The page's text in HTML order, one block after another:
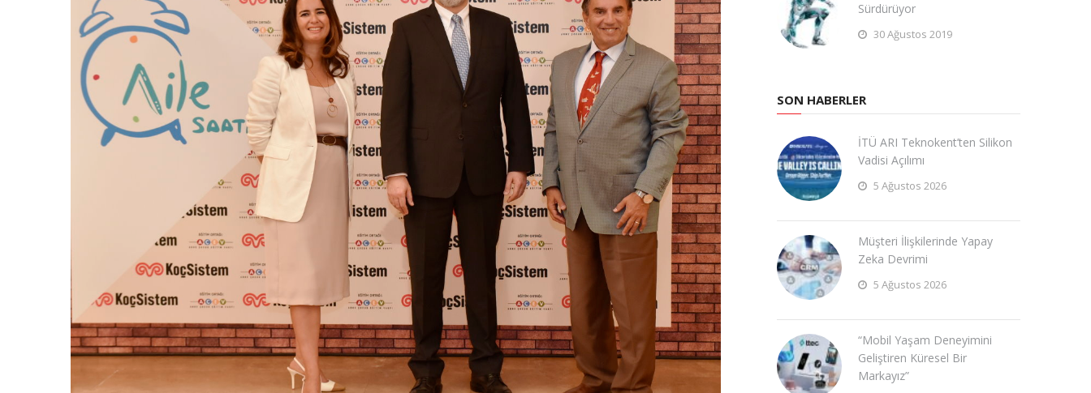
Sürdürüyor
30 Ağustos 2019
SON HABERLER
İTÜ ARI Teknokent’ten Silikon
Vadisi Açılımı
5 Ağustos 2026
Müşteri İlişkilerinde Yapay
Zeka Devrimi
5 Ağustos 2026
“Mobil Yaşam Deneyimini
Geliştiren Küresel Bir
Markayız”